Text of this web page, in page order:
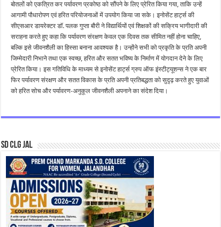
बोतलों को एकत्रित कर पर्यावरण प्रकोष्ठ को सौंपने के लिए प्रेरित किया गया, ताकि उन्हें
आगामी पौधारोपण एवं हरित परियोजनाओं में उपयोग किया जा सके। इनोसेंट हार्ट्स की
सीएसआर डायरेक्टर डॉ. पलक गुप्ता बौरी ने विद्यार्थियों एवं शिक्षकों की सक्रिय भागीदारी की
सराहना करते हुए कहा कि पर्यावरण संरक्षण केवल एक दिवस तक सीमित नहीं होना चाहिए,
बल्कि इसे जीवनशैली का हिस्सा बनाना आवश्यक है। उन्होंने सभी को प्रकृति के प्रति अपनी
जिम्मेदारी निभाने तथा एक स्वच्छ, हरित और सतत भविष्य के निर्माण में योगदान देने के लिए
प्रेरित किया। इस गतिविधि के माध्यम से इनोसेंट हार्ट्स ग्रुप ऑफ इंस्टीट्यूशन्स ने एक बार
फिर पर्यावरण संरक्षण और सतत विकास के प्रति अपनी प्रतिबद्धता को सुदृढ़ करते हुए युवाओं
को हरित सोच और पर्यावरण-अनुकूल जीवनशैली अपनाने का संदेश दिया।
SD CLG JAL